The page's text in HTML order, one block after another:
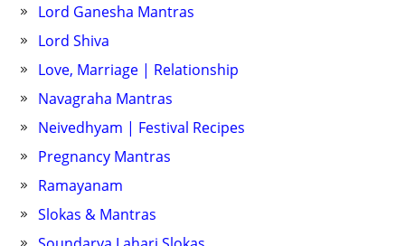
Lord Ganesha Mantras
Lord Shiva
Love, Marriage | Relationship
Navagraha Mantras
Neivedhyam | Festival Recipes
Pregnancy Mantras
Ramayanam
Slokas & Mantras